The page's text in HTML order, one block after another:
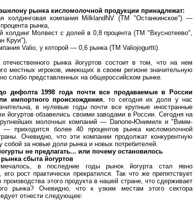
рынка кисломолочной продукции принадлежат:
холдинговая компания MilklandNV (ТМ "Останкинское") —
рынка,
холдинг Молвест с долей в 0,8 процента (ТМ "Вкуснотеево",
Круи"),
Valio, у которой — 0,6 рынка (ТМ Valiojogurtti).
отечественного рынка йогуртов состоит в том, что на нем
местных игроков, имеющих в своем регионе значительную
слабо представленных на общероссийском рынке.
дефолта 1998 года почти все продаваемые в России
импортного происхождения, то сегодня их доля у нас
в нулевые годы почти все крупные иностранные
йогуртов обзавелись своими заводами в России. Сегодня на
молочных компаний — Danone-Юнимилк и "Вимм-
— приходится более 40 процентов рынка кисломолочной
Очевидно, что эти компании продолжат конкурентную
собой за новые доли рынка и новых потребителей.
не предлагать... или почему остановилось
сбыта йогуртов
в последние годы рынок йогурта стал явно
его рост практически прекратился. Так что же препятствует
этого продукта в нашей стране, что сдерживает
рынка? Очевидно, что к узким местам этого сектора
отнести следующее: